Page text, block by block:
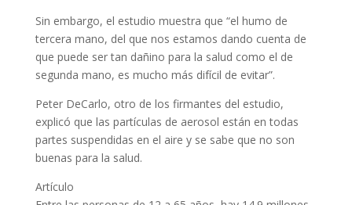
Sin embargo, el estudio muestra que “el humo de
tercera mano, del que nos estamos dando cuenta de
que puede ser tan dañino para la salud como el de
segunda mano, es mucho más difícil de evitar”.
Peter DeCarlo, otro de los firmantes del estudio,
explicó que las partículas de aerosol están en todas
partes suspendidas en el aire y se sabe que no son
buenas para la salud.
Artículo